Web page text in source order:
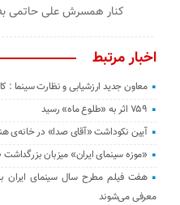
کنار همسرش علی حاتمی
اخبار مرتبط
معاون جدید ارزشیابی و نظارت سینما :
۷۵۹ اثر به «طلوع ماه» رسید
آیین نکوداشت «آقای صدا» در خانه‌ی
«موزه سینمای ایران» میزبان
هفت فیلم مطرح سال سینمای ایران
معرفی می‌شوند